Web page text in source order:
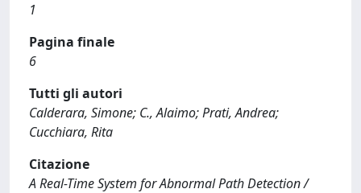
1
Pagina finale
6
Tutti gli autori
Calderara, Simone; C., Alaimo; Prati, Andrea;
Cucchiara, Rita
Citazione
A Real-Time System for Abnormal Path Detection /